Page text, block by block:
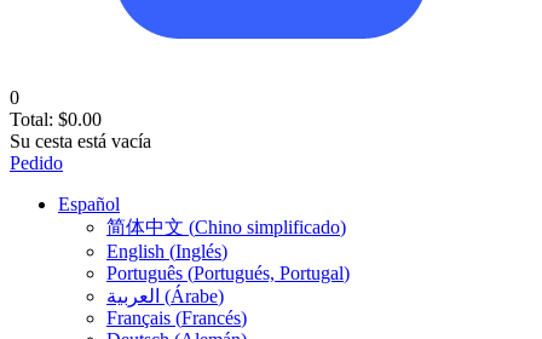
0
Total: $0.00
Su cesta está vacía
Pedido
Español
简体中文 (Chino simplificado)
English (Inglés)
Português (Portugués, Portugal)
العربية (Árabe)
Français (Francés)